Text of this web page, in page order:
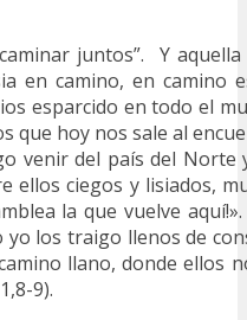
juntos”. Y
en camino, en camino
esparcido en todo el
que hoy nos sale al
venir del país del
ellos ciegos y lisiados,
la que vuelve
los traigo llenos de
llano, donde ellos
9).